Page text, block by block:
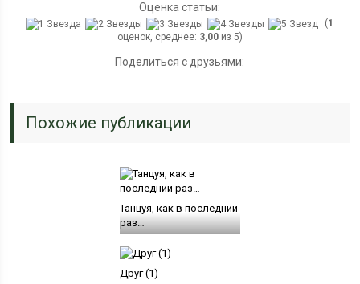
Оценка статьи:
(1
оценок, среднее: 3,00из 5)
Поделиться с друзьями:
Похожие публикации
Танцуя, как в последний
раз…
Друг (1)